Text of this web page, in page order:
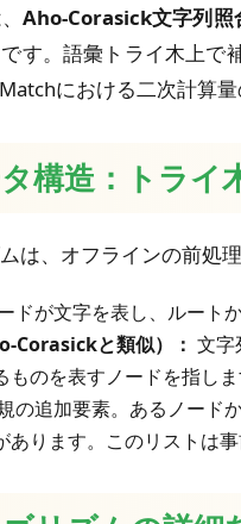
Aho-Corasick文字列照
す。語彙トライ木上
における二次計算量
構造：トライ
は、オフラインの前処
ドが文字を表し、ルート
Corasickと類似）： 文字
ものを表すノードを指し
の追加要素。あるノード
あります。このリストは事